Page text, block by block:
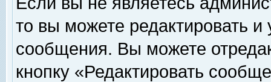
то вы можете редактировать и
сообщения. Вы можете
кнопку «Редактировать